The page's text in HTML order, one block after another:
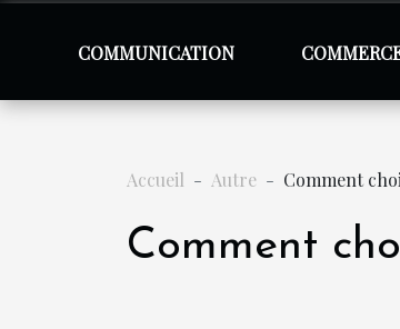
COMMUNICATION
Accueil Autre Comment
Comment